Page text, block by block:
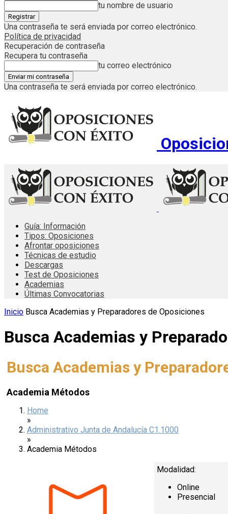
tu nombre de usuario
Una contraseña te será enviada por correo electrónico.
Política de privacidad
Recuperación de contraseña
Recupera tu contraseña
tu correo electrónico
Una contraseña te será enviada por correo electrónico.
Guía: Información
Tipos: Oposiciones
Afrontar oposiciones
Técnicas de estudio
Descargas
Test de Oposiciones
Academias
Últimas Convocatorias
Inicio Busca Academias y Preparadores de Oposiciones
Busca Academias y
Busca Academias y
Academia Métodos
Home
»
Administrativo Junta de Andalucía C1.1000
»
Academia Métodos
Modalidad:
Online
Presencial